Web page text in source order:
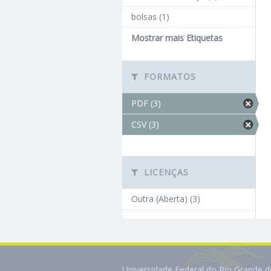
bolsas (1)
Mostrar mais Etiquetas
FORMATOS
PDF (3)
CSV (3)
LICENÇAS
Outra (Aberta) (3)